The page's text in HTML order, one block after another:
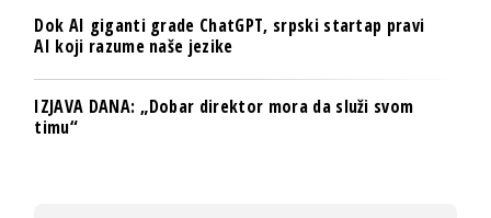
Dok AI giganti grade ChatGPT, srpski startap pravi
AI koji razume naše jezike
IZJAVA DANA: „Dobar direktor mora da služi svom
timu“